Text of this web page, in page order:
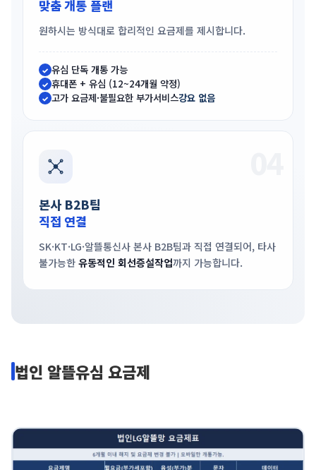
맞춤 개통 플랜
원하시는 방식대로 합리적인 요금제를 제시합니다.
✓ 유심 단독 개통 가능
✓ 휴대폰 + 유심 (12~24개월 약정)
✓ 고가 요금제·불필요한 부가서비스강요 없음
본사 B2B팀
직접 연결
SK·KT·LG·알뜰통신사 본사 B2B팀과 직접 연결되어, 타사
불가능한 유동적인 회선증설작업까지 가능합니다.
법인 알뜰유심 요금제